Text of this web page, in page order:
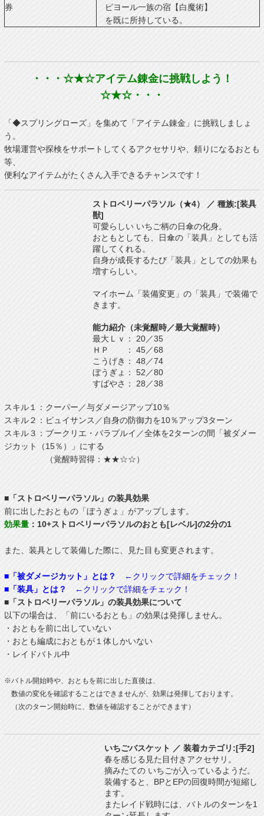
券
ピヨール一族の宿【白魔術】
を既に所持している。
・・・☆★☆アイテム錬金に挑戦しよう！
☆★☆・・・
「◆スプリングローズ」を集めて「アイテム錬金」に挑戦しましょ
う。
牧場運営や探検をサポートしてくるアクセサリや、頼りになるおとも
等、
便利なアイテムがたくさん入手できるチャンスです！
ストロベリーパラソル（★4） ／ 種族:[装具
獣]
可愛らしい いちご柄の日傘の化身。
おともとしても、日傘の「装具」としても活
躍してくれる。
自身が成長するたび「装具」としての効果も
増すらしい。
マイホーム「装備変更」の「装具」で装備で
きます。
能力紹介（未覚醒時／最大覚醒時）
最大Ｌｖ： 20／35
ＨＰ ： 45／68
こうげき： 48／74
ぼうぎょ： 52／80
すばやさ： 28／38
スキル１：クーパー／与ダメージアップ10％
スキル２：ピュイサンス／自身の防御力を10％アップ3ターン
スキル３：ブークリエ・パラプルイ／全体を2ターンの間「被ダメー
ジカット（15％）」にする
（覚醒時習得：★★☆☆）
■「ストロベリーパラソル」の装具効果
前に出したおともの「ぼうぎょ」がアップします。
効果量 ：10+ストロベリーパラソルのおとも[レベル]の2分の1
また、装具として装備した際に、見た目も変更されます。
■「被ダメージカット」とは？
←クリックで詳細をチェック！
■「装具」とは？
←クリックで詳細をチェック！
■「ストロベリーパラソル」の装具効果について
以下の場合は、「前にいるおとも」の効果は発揮しません。
・おともを前に出していない
・おとも編成におともが１体しかいない
・レイドバトル中
※バトル開始時や、おともを前に出した直後は、
数値の変化を確認することはできませんが、効果は発揮しております。
（次のターン開始時に、数値を確認することができます）
いちごバスケット ／ 装着カテゴリ:[手2]
春を感じる見た目付きアクセサリ。
摘みたての いちごが入っているようだ。
装備すると、BPとEPの回復時間が短縮し
ます。
またレイド戦時には、バトルのターンを1